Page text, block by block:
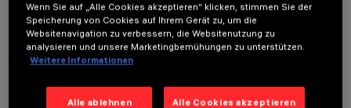
LETZTES UPDATE: 03.08.2026
BESCHREIBUNG
Festes lineares Modul mit 5 optischen Elementen, komplett
mit Adapter zur Installation auf einer 48V-
Wenn Sie auf „Alle Cookies akzeptieren“ klicken, stimmen Sie der
Speicherung von Cookies auf Ihrem Gerät zu, um die
Websitenavigation zu verbessern, die Websitenutzung zu
analysieren und unsere Marketingbemühungen zu unterstützen.
Weitere Informationen
Alle ablehnen Alle Cookies akzeptieren